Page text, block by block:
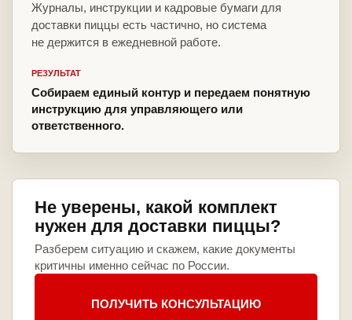
Журналы, инструкции и кадровые бумаги для
доставки пиццы есть частично, но система
не держится в ежедневной работе.
РЕЗУЛЬТАТ
Собираем единый контур и передаем понятную
инструкцию для управляющего или
ответственного.
Не уверены, какой комплект
нужен для доставки пиццы?
Разберем ситуацию и скажем, какие документы
критичны именно сейчас по России.
ПОЛУЧИТЬ КОНСУЛЬТАЦИЮ